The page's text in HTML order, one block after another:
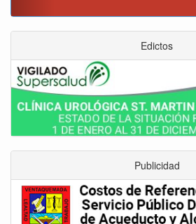
Edictos
Publicidad